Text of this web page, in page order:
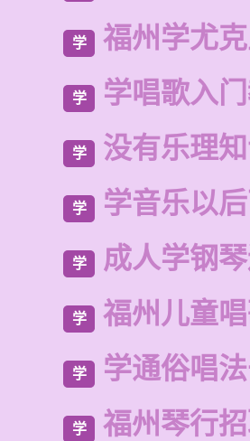
学 福州学尤
学 学唱歌入
学 没有乐理
学 学音乐以
学 成人学钢
学 福州儿童
学 学通俗唱
学 福州琴行